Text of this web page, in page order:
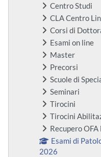
Centro Studi
CLA Centro
Corsi di
Esami on line
Master
Precorsi
Scuole di
Seminari
Tirocini
Tirocini
Recupero
Esami di
2026